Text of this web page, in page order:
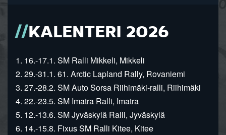
KALENTERI 2026
1. 16.-17.1. SM Ralli Mikkeli, Mikkeli
2. 29.-31.1. 61. Arctic Lapland Rally, Rovaniemi
3. 27.-28.2. SM Auto Sorsa Riihimäki-ralli, Riihimäki
4. 22.-23.5. SM Imatra Ralli, Imatra
5. 12.-13.6. SM Jyväskylä Ralli, Jyväskylä
6. 14.-15.8. Fixus SM Ralli Kitee, Kitee